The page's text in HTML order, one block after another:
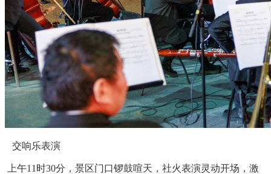
交响乐表演
上午11时30分，景区门口锣鼓喧天，社火表演灵动开场，激